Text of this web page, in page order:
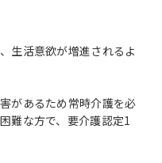
生活意欲が増進されるよ
があるため常時介護を必
難な方で、要介護認定1